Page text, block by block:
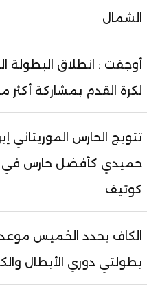
الشمال
أوجفت : انطلاق البطولة
لكرة القدم بمشاركة أكثر من 10
تتويج الحارس الموريتاني
حميدي كأفضل حارس في
كوتيف
الكاف يحدد الخميس
بطولتي دوري الأبطال